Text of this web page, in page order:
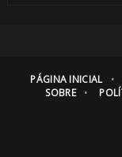
PÁGINA INICIAL
SOBRE